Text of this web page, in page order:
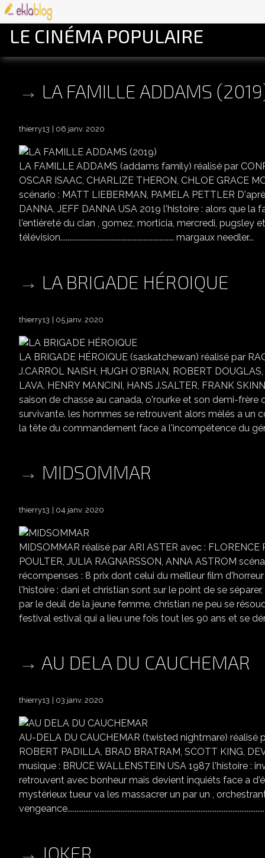
LE CINÉMA POPULAIRE
LA FAMILLE ADDAMS
thierry13 06 janv. 2020
LA FAMILLE ADDAMS (addams family) réalisé par
OSCAR ISAAC, CHARLIZE THERON, CHLOE GRACE
scénario : MATT LIEBERMAN, PAMELA PETTLER
DANNA, JEFF DANNA USA 2019 l'histoire : alors que
l'entièreté du clan , gomez, morticia, mercredi, pugsley
télévision................................................................ margaux needler...
LA BRIGADE HÉROIQUE
thierry13 05 janv. 2020
LA BRIGADE HÉROIQUE (saskatchewan) réalisé par
J.CARROL NAISH, HUGH O'BRIAN, ROBERT
LAVA, HENRY MANCINI, HANS J.SALTER, FRANK
saison de chasse au canada, o'rourke et son demi-
survivante. les hommes se retrouvent alors mèlés a un
la tête du commandement face a l'incompétence du
MIDSOMMAR
thierry13 04 janv. 2020
MIDSOMMAR réalisé par ARI ASTER avec :
POULTER, JULIA RAGNARSSON, ANNA ASTROM
récompenses : 8 prix dont celui du meilleur film
l'histoire : dani et christian sont sur le point de se
par le deuil de la jeune femme, christian ne peu se
festival estival qui a lieu une fois tout les 90 ans et se
AU DELA DU CAUCHEMAR
thierry13 03 janv. 2020
AU-DELA DU CAUCHEMAR (twisted nightmare) réalisé
ROBERT PADILLA, BRAD BRATRAM, SCOTT KING,
musique : BRUCE WALLENSTEIN USA 1987 l'histoire :
retrouvent avec bonheur mais devient inquiéts face a
mystérieux tueur va les massacrer un par un ,
JOKER